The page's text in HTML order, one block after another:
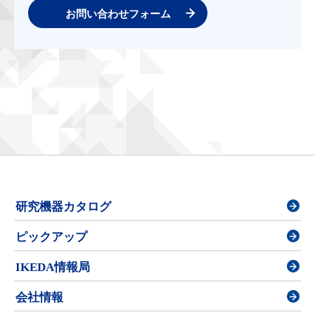
お問い合わせフォーム
研究機器カタログ
ピックアップ
IKEDA情報局
会社情報